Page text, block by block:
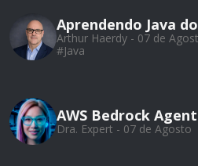
Aprendendo Java
Arthur Haerdy - 07 de
#Java
AWS Bedrock
Dra. Expert - 07 de Agosto